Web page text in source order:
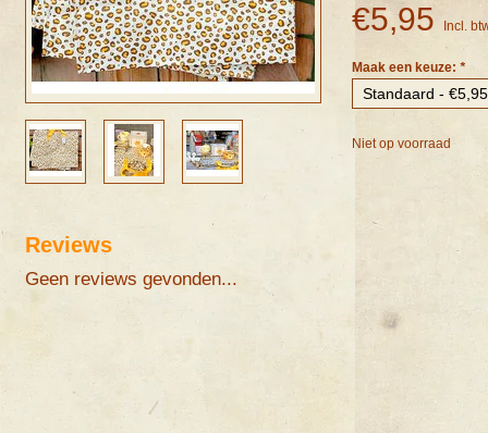
€5,95 Incl.
Maak een keuze: *
Niet op voorraad
Reviews
Geen reviews gevonden...